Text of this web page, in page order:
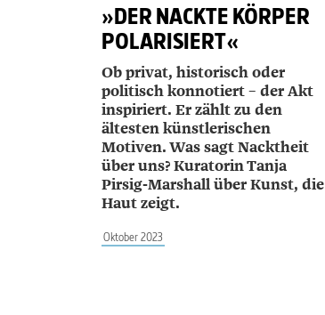
»DER NACKTE KÖRPER
POLARISIERT«
Ob privat, historisch oder
politisch konnotiert – der Akt
inspiriert. Er zählt zu den
ältesten künstlerischen
Motiven. Was sagt Nacktheit
über uns? Kuratorin ­Tanja
Pirsig-­Marshall über Kunst, die
Haut zeigt.
Oktober 2023